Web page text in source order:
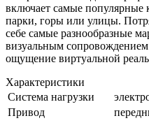
включает самые
парки, горы или улицы.
себе самые разнообразные
визуальным сопровождением
ощущение виртуальной
Характеристики
Система нагрузки
Привод